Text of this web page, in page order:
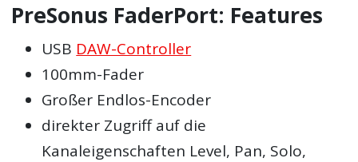
PreSonus FaderPort: Features
USB DAW-Controller
100mm-Fader
Großer Endlos-Encoder
direkter Zugriff auf die
Kanaleigenschaften Level, Pan, Solo,